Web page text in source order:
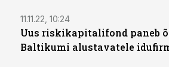
11.11.22, 10:24
Uus riskikapitalifond paneb
Baltikumi alustavatele